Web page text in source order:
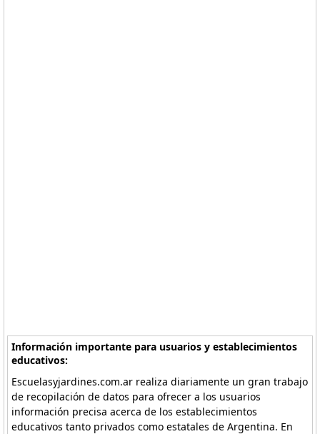
Información importante para usuarios y establecimientos
educativos:
Escuelasyjardines.com.ar realiza diariamente un gran trabajo
de recopilación de datos para ofrecer a los usuarios
información precisa acerca de los establecimientos
educativos tanto privados como estatales de Argentina. En